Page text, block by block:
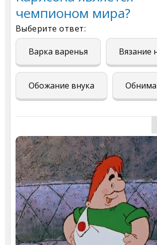
чемпионом мира?
Выберите ответ:
Варка варенья Вязание
Обожание внука